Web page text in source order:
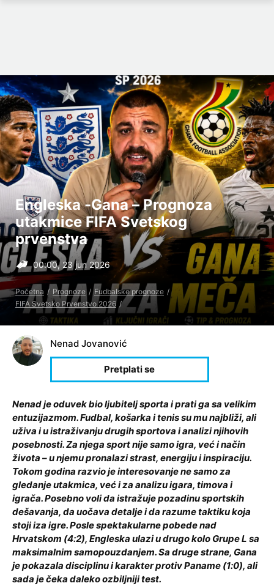
Engleska -Gana – Prognoza
utakmice FIFA Svetskog
prvenstva
00:00, 23 jun 2026
Početna Prognoze
Fudbalske prognoze
FIFA Svetsko Prvenstvo 2026
Nenad Jovanović
Nenad je oduvek bio ljubitelj sporta i prati ga sa velikim
entuzijazmom. Fudbal, košarka i tenis su mu najbliži, ali
uživa i u istraživanju drugih sportova i analizi njihovih
posebnosti. Za njega sport nije samo igra, već i način
života – u njemu pronalazi strast, energiju i inspiraciju.
Tokom godina razvio je interesovanje ne samo za
gledanje utakmica, već i za analizu igara, timova i
igrača. Posebno voli da istražuje pozadinu sportskih
dešavanja, da uočava detalje i da razume taktiku koja
stoji iza igre. Posle spektakularne pobede nad
Hrvatskom (4:2), Engleska ulazi u drugo kolo Grupe L sa
maksimalnim samopouzdanjem. Sa druge strane, Gana
je pokazala disciplinu i karakter protiv Paname (1:0), ali
sada je čeka daleko ozbiljniji test.